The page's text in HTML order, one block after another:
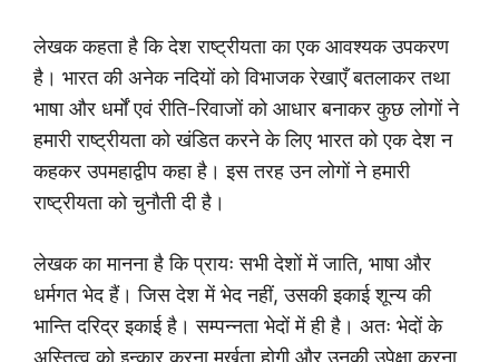
लेखक कहता है कि देश राष्ट्रीयता का एक आवश्यक उपकरण
है। भारत की अनेक नदियों को विभाजक रेखाएँ बतलाकर तथा
भाषा और धर्मों एवं रीति-रिवाजों को आधार बनाकर कुछ लोगों ने
हमारी राष्ट्रीयता को खंडित करने के लिए भारत को एक देश न
कहकर उपमहाद्वीप कहा है। इस तरह उन लोगों ने हमारी
राष्ट्रीयता को चुनौती दी है।
लेखक का मानना है कि प्रायः सभी देशों में जाति, भाषा और
धर्मगत भेद हैं। जिस देश में भेद नहीं, उसकी इकाई शून्य की
भान्ति दरिद्र इकाई है। सम्पन्नता भेदों में ही है। अतः भेदों के
अस्तित्व को इन्कार करना मूर्खता होगी और उनकी उपेक्षा करना